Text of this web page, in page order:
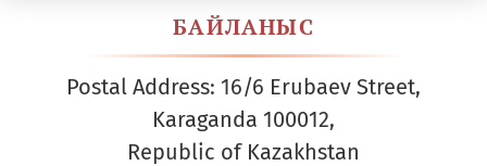
БАЙЛАНЫС
Postal Address: 16/6 Erubaev Street,
Karaganda 100012,
Republic of Kazakhstan